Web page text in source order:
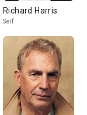
Richard Harris
Self